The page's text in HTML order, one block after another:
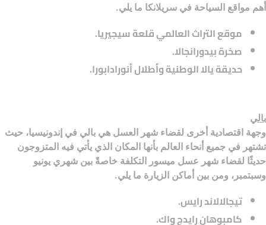
أهم مواقع السياحة في سريلانكا ما يلي.
موقع التراث العالمي قلعة سيجيريا.
صخرة بيدورانجالا.
حديقة يالا الوطنية وأطلال أنورادابورا.
بالي
وجهة اقتصادية أخرى لقضاء شهر العسل هي بالي في إندونيسيا، حيث
تشتهر في جميع أنحاء العالم بأنها المكان الذي يأتي فيه المتزوجون
حديثًا لقضاء شهر عسل ميسور التكلفة خاصةً بين شهري يونيو
وسبتمبر، ومن بين أماكن الزيارة ما يلي.
تيجالالاند رايس.
كامبوهان رايدج واك.